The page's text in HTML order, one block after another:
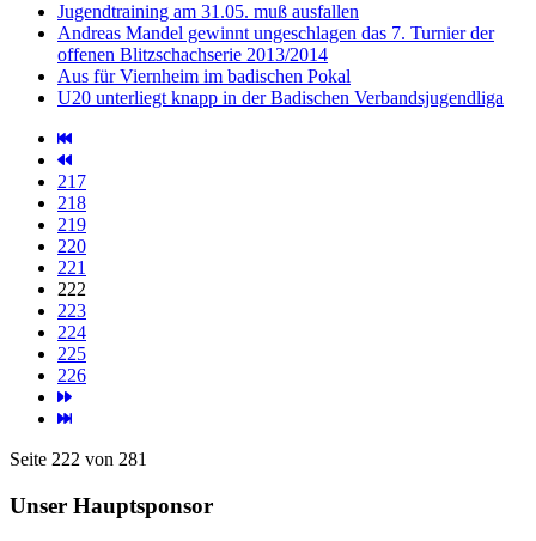
Jugendtraining am 31.05. muß ausfallen
Andreas Mandel gewinnt ungeschlagen das 7. Turnier der
offenen Blitzschachserie 2013/2014
Aus für Viernheim im badischen Pokal
U20 unterliegt knapp in der Badischen Verbandsjugendliga
217
218
219
220
221
222
223
224
225
226
Seite 222 von 281
Unser Hauptsponsor